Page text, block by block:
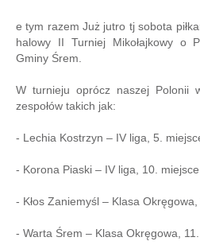
e tym razem Już jutro tj sobota
halowy II Turniej Mikołajkowy o
Gminy Śrem.
W turnieju oprócz naszej Polonii
zespołów takich jak:
- Lechia Kostrzyn – IV liga, 5.
- Korona Piaski – IV liga, 10. miejsce
- Kłos Zaniemyśl – Klasa
- Warta Śrem – Klasa Okręgowa,